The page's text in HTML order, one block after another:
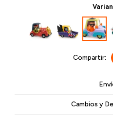
Cambios y